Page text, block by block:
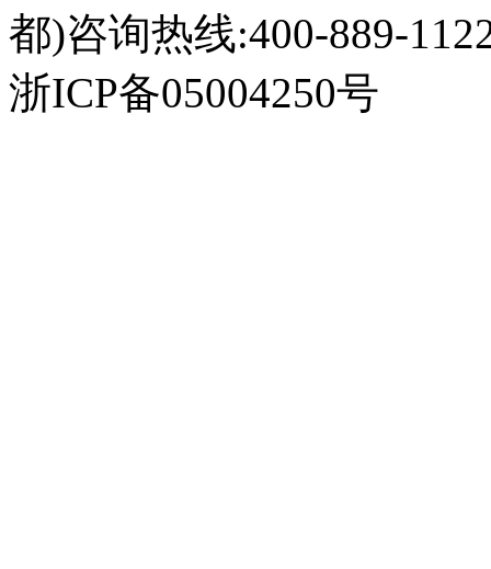
都)咨询热线:400-889-
浙ICP备05004250号